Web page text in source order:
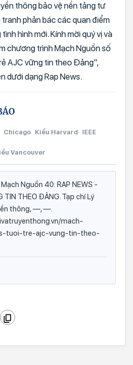
thông bảo vệ nền tảng tư
phản bác các quan điểm
hình mới. Kính mời quý vị và
chương trình Mạch Nguồn số
AJC vững tin theo Đảng”,
dưới dạng Rap News.
Chicago Kiểu Harvard IEEE
Vancouver
Nguồn 40: RAP NEWS -
TIN THEO ĐẢNG. Tạp chí Lý
thông, —, —.
mach-
tuoi-tre-ajc-vung-tin-theo-